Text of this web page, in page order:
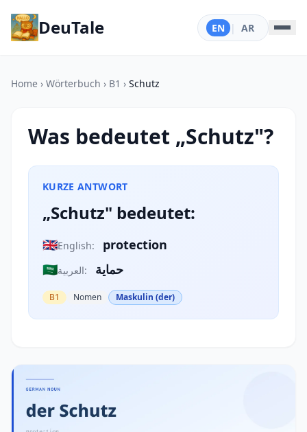
DeuTale EN | AR
Home › Wörterbuch › B1 › Schutz
Was bedeutet „Schutz"?
KURZE ANTWORT
„Schutz" bedeutet:
🇬🇧English:
protection
🇸🇦
العربية: حماية
B1 Nomen Maskulin (der)